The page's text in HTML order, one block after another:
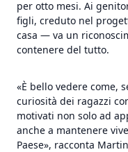
per otto mesi. Ai
figli, creduto nel
casa — va un
contenere del tutto.
«È bello vedere come,
curiosità dei ragazzi
motivati non solo ad
anche a mantenere
Paese», racconta